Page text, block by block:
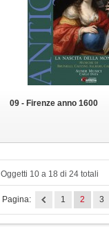
09 - Firenze anno 1600
Oggetti 10 a 18 di 24 totali
Pagina: 1 2 3